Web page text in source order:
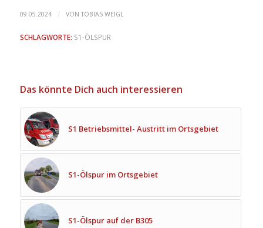
09.05.2024 / VONTOBIAS WEIGL
SCHLAGWORTE: S1-ÖLSPUR
Das könnte Dich auch interessieren
S1 Betriebsmittel- Austritt im Ortsgebiet
S1-Ölspur im Ortsgebiet
S1-Ölspur auf der B305